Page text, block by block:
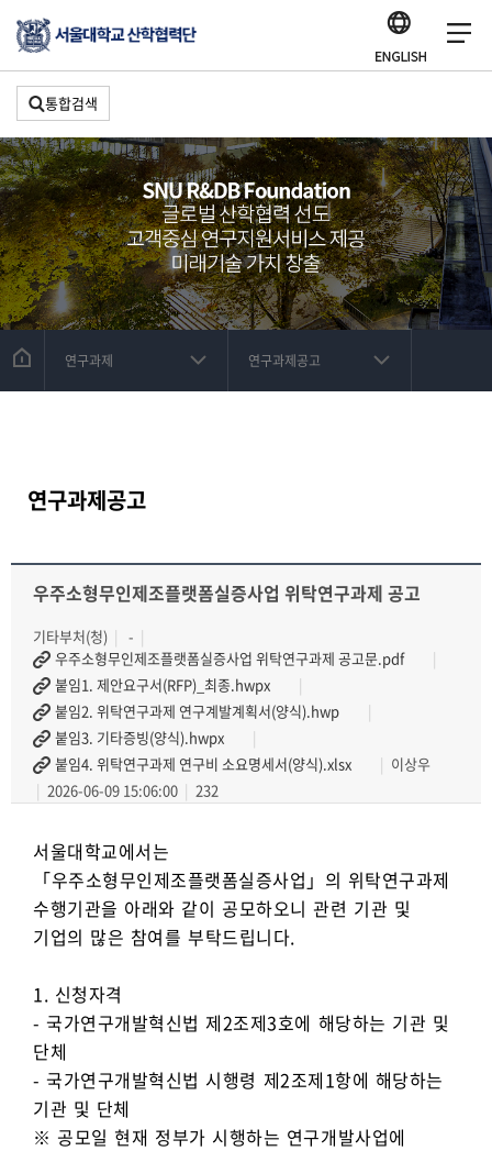
통합검색
연구과제 연구과제공고
연구과제공고
우주소형무인제조플랫폼실증사업 위탁연구과제 공고
기타부처(청)
-
우주소형무인제조플랫폼실증사업 위탁연구과제 공고문.pdf
붙임1. 제안요구서(RFP)_최종.hwpx
붙임2. 위탁연구과제 연구계발계획서(양식).hwp
붙임3. 기타증빙(양식).hwpx
붙임4. 위탁연구과제 연구비 소요명세서(양식).xlsx
이상우
2026-06-09 15:06:00
232
서울대학교에서는
「우주소형무인제조플랫폼실증사업」의 위탁연구과제
수행기관을 아래와 같이 공모하오니 관련 기관 및
기업의 많은 참여를 부탁드립니다.
1. 신청자격
- 국가연구개발혁신법 제2조제3호에 해당하는 기관 및
단체
- 국가연구개발혁신법 시행령 제2조제1항에 해당하는
기관 및 단체
※ 공모일 현재 정부가 시행하는 연구개발사업에